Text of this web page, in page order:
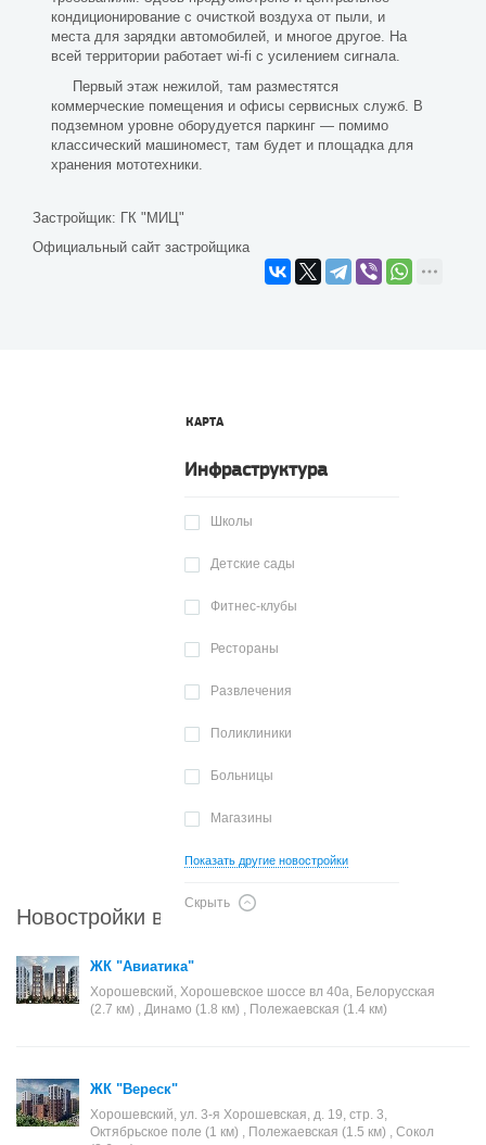
кондиционирование с очисткой воздуха от пыли, и
места для зарядки автомобилей, и многое другое. На
всей территории работает wi-fi с усилением сигнала.
Первый этаж нежилой, там разместятся
коммерческие помещения и офисы сервисных служб. В
подземном уровне оборудуется паркинг — помимо
классический машиномест, там будет и площадка для
хранения мототехники.
Застройщик: ГК "МИЦ"
Официальный сайт застройщика
КАРТА
Инфраструктура
Школы
Детские сады
Фитнес-клубы
Рестораны
Развлечения
Поликлиники
Больницы
Магазины
Показать другие новостройки
Скрыть
Новостройки в районе Хорошевский
ЖК "Авиатика"
Хорошевский, Хорошевское шоссе вл 40а, Белорусская
(2.7 км) , Динамо (1.8 км) , Полежаевская (1.4 км)
ЖК "Вереск"
Хорошевский, ул. 3-я Хорошевская, д. 19, стр. 3,
Октябрьское поле (1 км) , Полежаевская (1.5 км) , Сокол